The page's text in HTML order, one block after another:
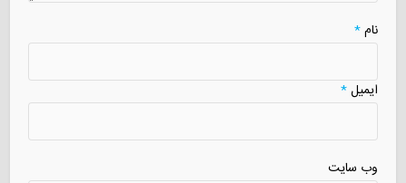
نام*
ایمیل*
وب سایت